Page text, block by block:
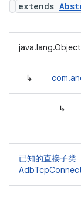
extends
java.lang.Object
↳
↳
已知的直接子类